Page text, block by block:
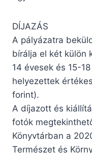
DÍJAZÁS
A pályázatra
bírálja el két külön
14 évesek és 15-
helyezettek
forint).
A díjazott és
fotók
Könyvtárban a
Természet és